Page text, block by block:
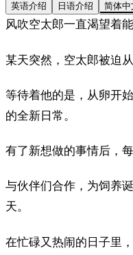
英语介绍 日语介绍 简体中
风吹空太郎一直渴望着
某天突然，空太郎被迫
等待着他的是，从卵开
的全新日常。
有了新想做的事情后，
与伙伴们合作，为饲养
天。
在忙碌又热闹的日子里